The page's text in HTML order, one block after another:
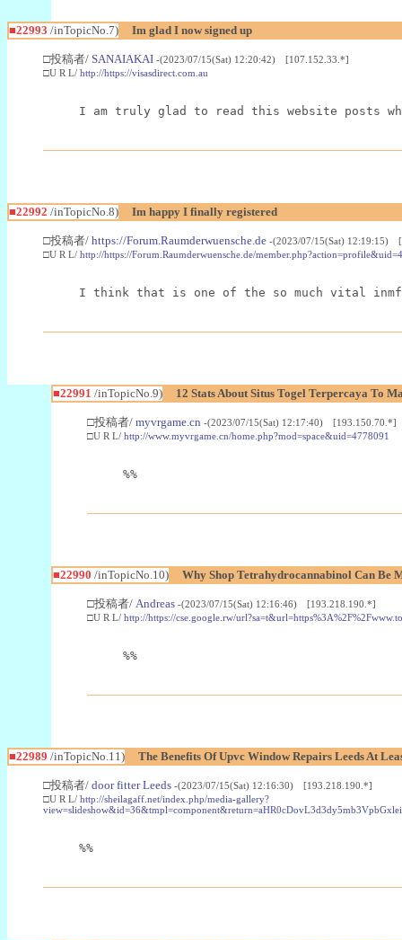
■22993 /inTopicNo.7) Im glad I now signed up
□投稿者/ SANAIAKAI -(2023/07/15(Sat) 12:20:42) [107.152.33.*]
□U R L/ http://https://visasdirect.com.au
I am truly glad to read this website posts
■22992 /inTopicNo.8) Im happy I finally registered
□投稿者/ https://Forum.Raumderwuensche.de -(2023/07/15(Sat) 12:19:15)
□U R L/ http://https://Forum.Raumderwuensche.de/
I think that is one of the so much vital
■22991 /inTopicNo.9) 12 Stats About Situs Togel Terpercaya To
□投稿者/ myvrgame.cn -(2023/07/15(Sat) 12:17:40) [193.150.70.*]
□U R L/ http://www.myvrgame.cn/home.php?mod=space&uid=4778091
%%
■22990 /inTopicNo.10) Why Shop Tetrahydrocannabinol Can Be
□投稿者/ Andreas -(2023/07/15(Sat) 12:16:46) [193.218.190.*]
□U R L/ http://https://cse.google.rw/
%%
■22989 /inTopicNo.11) The Benefits Of Upvc Window Repairs Leeds At
□投稿者/ door fitter Leeds -(2023/07/15(Sat) 12:16:30) [193.218.190.*]
□U R L/ http://sheilagaff.net/index.php/media-gallery?
%%